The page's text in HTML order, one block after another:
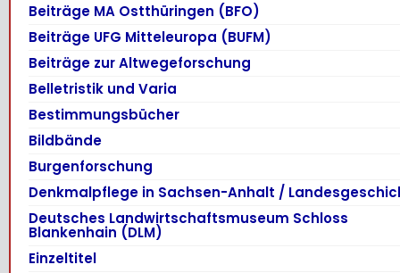
Beiträge MA Ostthüringen (BFO)
Beiträge UFG Mitteleuropa (BUFM)
Beiträge zur Altwegeforschung
Belletristik und Varia
Bestimmungsbücher
Bildbände
Burgenforschung
Denkmalpflege in Sachsen-Anhalt /
Deutsches Landwirtschaftsmuseum Schloss
Blankenhain (DLM)
Einzeltitel